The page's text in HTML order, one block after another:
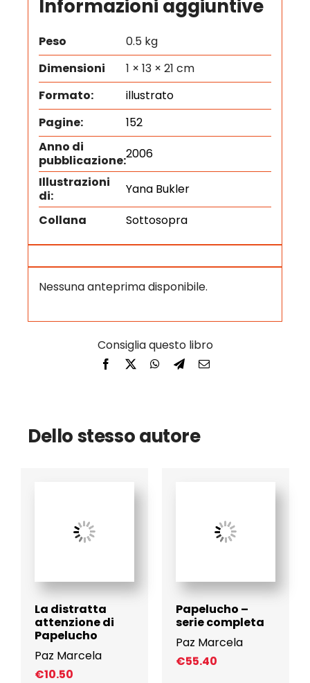
Informazioni aggiuntive
Peso
0.5 kg
Dimensioni
1 × 13 × 21 cm
Formato:
illustrato
Pagine:
152
Anno di
pubblicazione:2006
Illustrazioni
di:
Yana Bukler
Collana
Sottosopra
Nessuna anteprima disponibile.
Dello stesso autore
La distratta
attenzione di
Papelucho
Paz Marcela
€10.50
Papelucho –
serie completa
Paz Marcela
€55.40